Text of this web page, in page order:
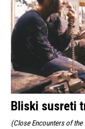
Bliski susreti
(Close Encounters of the